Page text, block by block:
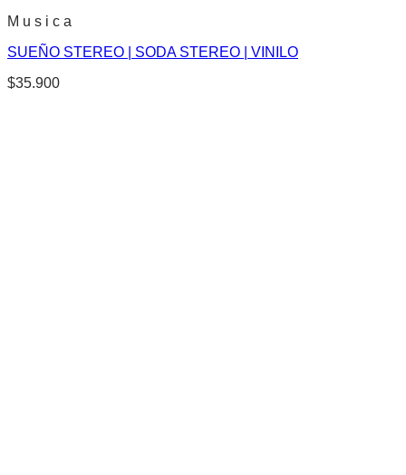
M u s i c a
SUEÑO STEREO | SODA STEREO | VINILO
$35.900